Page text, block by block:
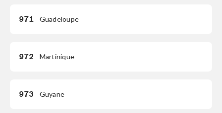
971 Guadeloupe
972 Martinique
973 Guyane